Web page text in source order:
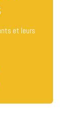
et leurs